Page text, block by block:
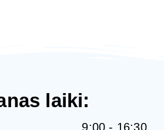
laiki:
9:00 - 16:30